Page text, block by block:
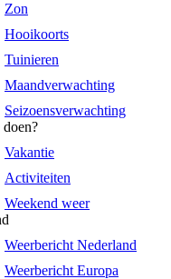
Zon
Hooikoorts
Tuinieren
Maandverwachting
Seizoensverwachting
doen?
Vakantie
Activiteiten
Weekend weer
Weerbericht Nederland
Weerbericht Europa